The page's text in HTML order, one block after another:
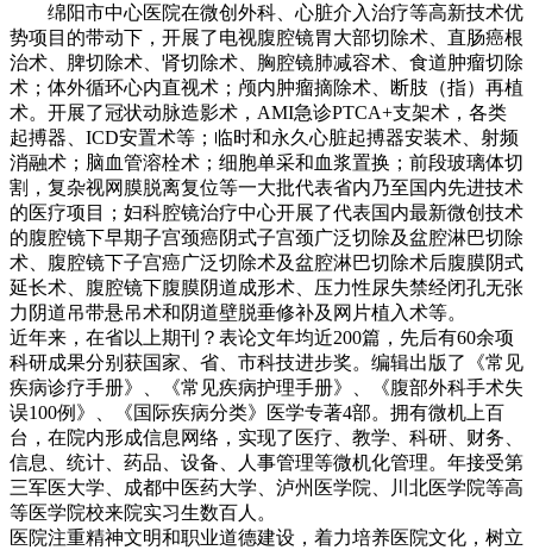
绵阳市中心医院在微创外科、心脏介入治疗等高新技术优
势项目的带动下，开展了电视腹腔镜胃大部切除术、直肠癌根
治术、脾切除术、肾切除术、胸腔镜肺减容术、食道肿瘤切除
术；体外循环心内直视术；颅内肿瘤摘除术、断肢（指）再植
术。开展了冠状动脉造影术，AMI急诊PTCA+支架术，各类
起搏器、ICD安置术等；临时和永久心脏起搏器安装术、射频
消融术；脑血管溶栓术；细胞单采和血浆置换；前段玻璃体切
割，复杂视网膜脱离复位等一大批代表省内乃至国内先进技术
的医疗项目；妇科腔镜治疗中心开展了代表国内最新微创技术
的腹腔镜下早期子宫颈癌阴式子宫颈广泛切除及盆腔淋巴切除
术、腹腔镜下子宫癌广泛切除术及盆腔淋巴切除术后腹膜阴式
延长术、腹腔镜下腹膜阴道成形术、压力性尿失禁经闭孔无张
力阴道吊带悬吊术和阴道壁脱垂修补及网片植入术等。
近年来，在省以上期刊？表论文年均近200篇，先后有60余项
科研成果分别获国家、省、市科技进步奖。编辑出版了《常见
疾病诊疗手册》、《常见疾病护理手册》、《腹部外科手术失
误100例》、《国际疾病分类》医学专著4部。拥有微机上百
台，在院内形成信息网络，实现了医疗、教学、科研、财务、
信息、统计、药品、设备、人事管理等微机化管理。年接受第
三军医大学、成都中医药大学、泸州医学院、川北医学院等高
等医学院校来院实习生数百人。
医院注重精神文明和职业道德建设，着力培养医院文化，树立